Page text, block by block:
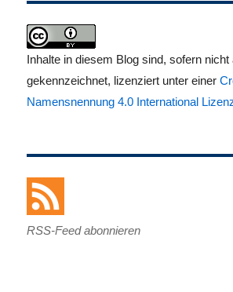
Inhalte in diesem Blog sind, sofern nicht
gekennzeichnet, lizenziert unter einer
Namensnennung 4.0 International
RSS-Feed abonnieren